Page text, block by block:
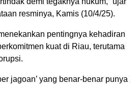
resminya, Kamis (10/4/25).
pentingnya kehadiran
kuat di Riau, terutama
jagoan’ yang benar-benar punya